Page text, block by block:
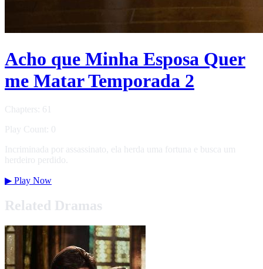
Acho que Minha Esposa Quer
me Matar Temporada 2
Chapters: 61
Play Count: 0
Incriminada por assassinato, ela herda uma fortuna e busca um
herdeiro perdido.
▶ Play Now
Related Dramas